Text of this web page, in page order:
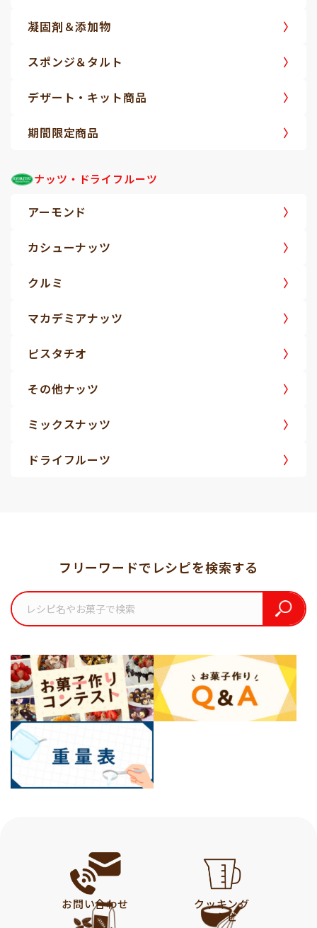
凝固剤＆添加物
スポンジ＆タルト
デザート・キット商品
期間限定商品
ナッツ・ドライフルーツ
アーモンド
カシューナッツ
クルミ
マカデミアナッツ
ピスタチオ
その他ナッツ
ミックスナッツ
ドライフルーツ
フリーワードでレシピを検索する
お問い合わせ
クッキング
レシピ